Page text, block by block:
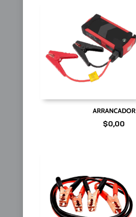
ARRANCADOR
$0,00